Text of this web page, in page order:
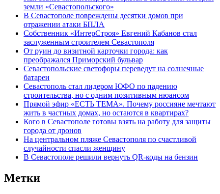
земли «Севастопольского»
В Севастополе повреждены десятки домов при
отражении атаки БПЛА
Собственник «ИнтерСтроя» Евгений Кабанов стал
заслуженным строителем Севастополя
От руин до визитной карточки города: как
преображался Приморский бульвар
Севастопольские светофоры переведут на солнечные
батареи
Севастополь стал лидером ЮФО по падению
строительства, но с одним позитивным нюансом
Прямой эфир «ЕСТЬ ТЕМА». Почему россияне мечтают
жить в частных домах, но остаются в квартирах?
Кого в Севастополе готовы взять на работу для защиты
города от дронов
На центральном пляже Севастополя по счастливой
случайности спасли женщину
В Севастополе решили вернуть QR-коды на бензин
Метки